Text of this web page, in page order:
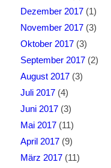
Dezember 2017(1)
November 2017(3)
Oktober 2017(3)
September 2017(2)
August 2017(3)
Juli 2017(4)
Juni 2017(3)
Mai 2017(11)
April 2017(9)
März 2017(11)